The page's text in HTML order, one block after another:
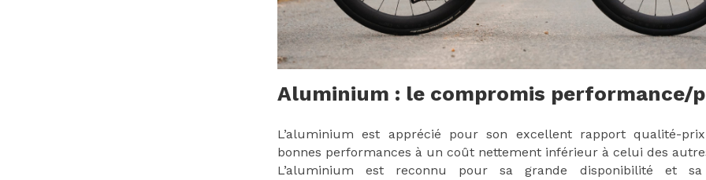
Aluminium : le compromis performance/
L’aluminium est apprécié pour son excellent rapport qualité-
bonnes performances à un coût nettement inférieur à celui des
L’aluminium est reconnu pour sa grande disponibilité et